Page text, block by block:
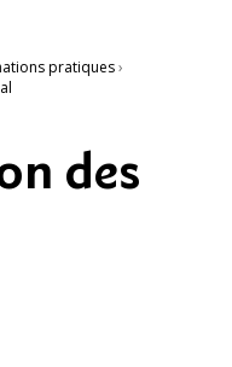
pratiques›
des